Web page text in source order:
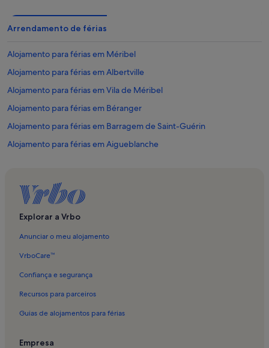
Arrendamento de férias
Alojamento para férias em Méribel
Alojamento para férias em Albertville
Alojamento para férias em Vila de Méribel
Alojamento para férias em Béranger
Alojamento para férias em Barragem de Saint-Guérin
Alojamento para férias em Aigueblanche
Alojamento para férias em Saint-Pierre-d'Albigny
Alojamento para férias em Les Menuires
Alojamento para férias em La Rosière
Alojamento para férias em Crest-Voland
Alojamento para férias em Les Arcs and La Plagne
Alojamento para férias em P2
Alojamento para férias em Java
Explorar a Vrbo
Anunciar o meu alojamento
VrboCare™
Confiança e segurança
Recursos para parceiros
Guias de alojamentos para férias
Empresa